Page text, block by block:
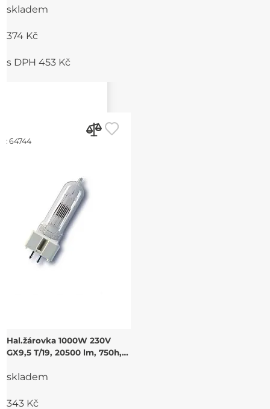
skladem
374 Kč
s DPH 453 Kč
64744
Hal.žárovka 1000W 230V
GX9,5 T/19, 20500 lm, 750h,
skladem
343 Kč